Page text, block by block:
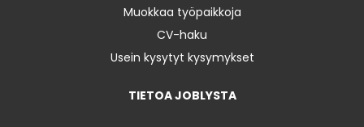
Muokkaa työpaikkoja
CV-haku
Usein kysytyt kysymykset
TIETOA JOBLYSTA